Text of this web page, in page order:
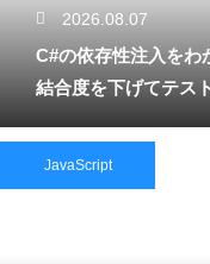
2026.08.07
C#の依存性注入をわ
結合度を下げてテス
JavaScript